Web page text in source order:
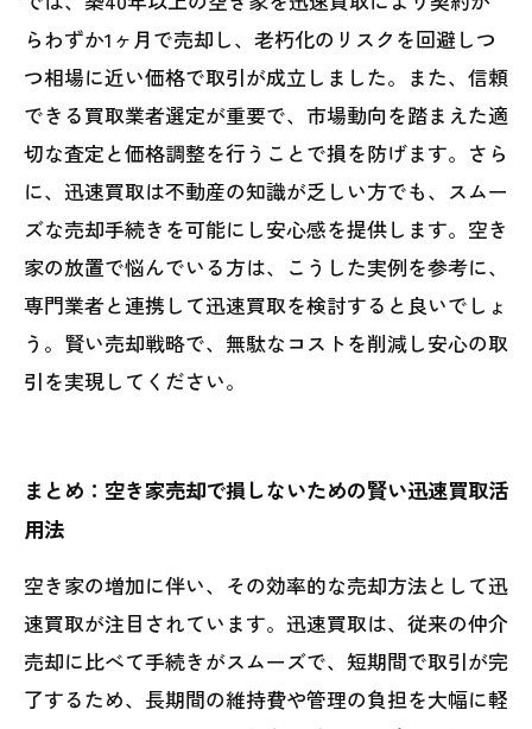
らわずか1ヶ月で売却し、老朽化のリスクを回避しつ
つ相場に近い価格で取引が成立しました。また、信頼
できる買取業者選定が重要で、市場動向を踏まえた適
切な査定と価格調整を行うことで損を防げます。さら
に、迅速買取は不動産の知識が乏しい方でも、スムー
ズな売却手続きを可能にし安心感を提供します。空き
家の放置で悩んでいる方は、こうした実例を参考に、
専門業者と連携して迅速買取を検討すると良いでしょ
う。賢い売却戦略で、無駄なコストを削減し安心の取
引を実現してください。
まとめ：空き家売却で損しないための賢い迅速買取活
用法
空き家の増加に伴い、その効率的な売却方法として迅
速買取が注目されています。迅速買取は、従来の仲介
売却に比べて手続きがスムーズで、短期間で取引が完
了するため、長期間の維持費や管理の負担を大幅に軽